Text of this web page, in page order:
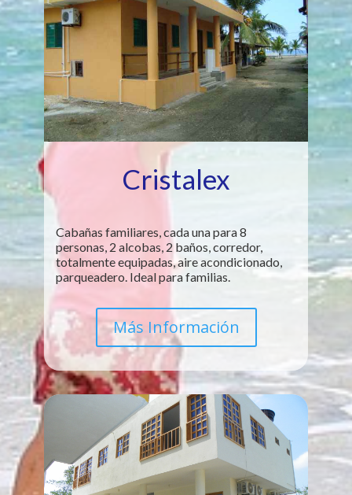
Cristalex
Cabañas familiares, cada una para 8
personas, 2 alcobas, 2 baños, corredor,
totalmente equipadas, aire acondicionado,
parqueadero. Ideal para familias.
Más Información